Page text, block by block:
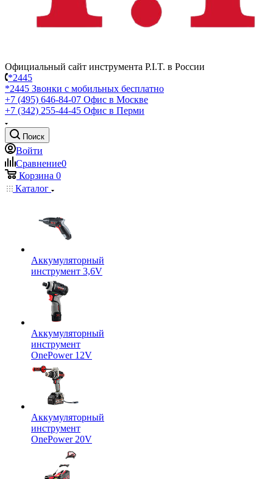
Официальный сайт инструмента P.I.T. в России
*2445
*2445 Звонки с мобильных бесплатно
+7 (495) 646-84-07 Офис в Москве
+7 (342) 255-44-45 Офис в Перми
Поиск
Войти
Сравнение0
Корзина 0
Каталог
Аккумуляторный
инструмент 3,6V
Аккумуляторный
инструмент
OnePower 12V
Аккумуляторный
инструмент
OnePower 20V